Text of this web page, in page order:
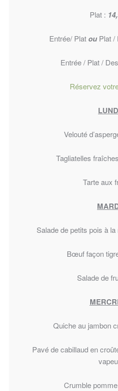
Plat :
Entrée/ PlatouPlat /
Entrée / Plat /
Réservez
Velouté
Tagliatelles
Tarte aux
Salade de petits pois à
Bœuf façon
Salade de
Quiche au jambon
Pavé de cabillaud en
Crumble